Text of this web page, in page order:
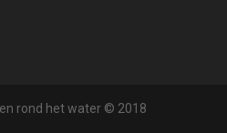
rond het water © 2018